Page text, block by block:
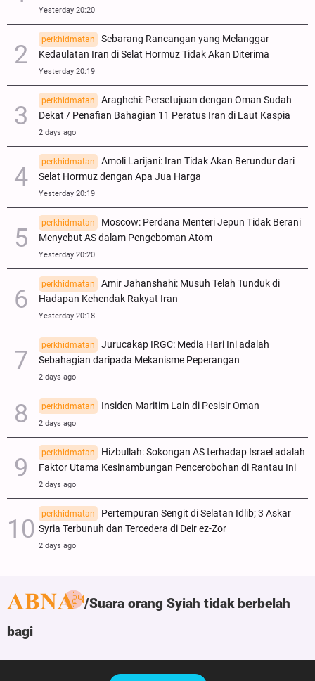
Yesterday 20:20
perkhidmatan
Sebarang Rancangan yang Melanggar
Kedaulatan Iran di Selat Hormuz Tidak Akan Diterima
Yesterday 20:19
perkhidmatan
Araghchi: Persetujuan dengan Oman Sudah
Dekat / Penafian Bahagian 11 Peratus Iran di Laut Kaspia
2 days ago
perkhidmatan
Amoli Larijani: Iran Tidak Akan Berundur dari
Selat Hormuz dengan Apa Jua Harga
Yesterday 20:19
perkhidmatan
Moscow: Perdana Menteri Jepun Tidak Berani
Menyebut AS dalam Pengeboman Atom
Yesterday 20:20
perkhidmatan
Amir Jahanshahi: Musuh Telah Tunduk di
Hadapan Kehendak Rakyat Iran
Yesterday 20:18
perkhidmatan
Jurucakap IRGC: Media Hari Ini adalah
Sebahagian daripada Mekanisme Peperangan
2 days ago
perkhidmatan Insiden Maritim Lain di Pesisir Oman
2 days ago
perkhidmatan
Hizbullah: Sokongan AS terhadap Israel adalah
Faktor Utama Kesinambungan Pencerobohan di Rantau Ini
2 days ago
perkhidmatan
Pertempuran Sengit di Selatan Idlib; 3 Askar
Syria Terbunuh dan Tercedera di Deir ez-Zor
2 days ago
Suara orang Syiah tidak berbelah
bagi